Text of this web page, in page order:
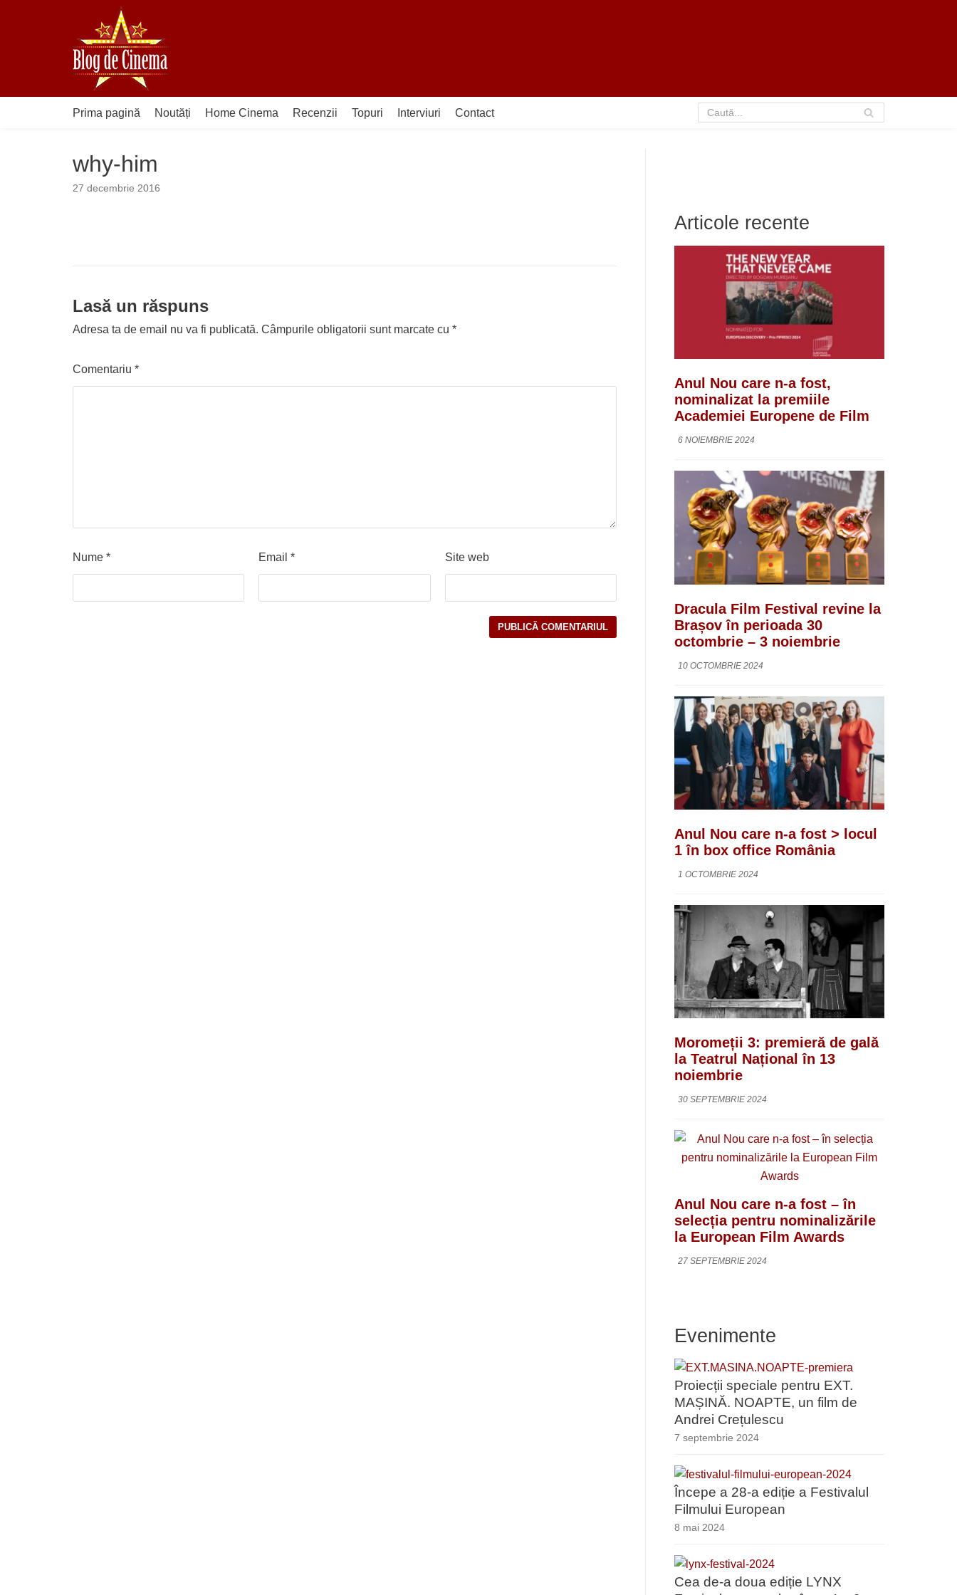
Prima pagină Noutăți Home Cinema Recenzii Topuri Interviuri Contact
why-him
27 decembrie 2016
Lasă un răspuns
Adresa ta de email nu va fi publicată. Câmpurile obligatorii sunt marcate cu *
Comentariu *
Nume * Email* Site web
Articole recente
Anul Nou care n-a fost,
nominalizat la premiile
Academiei Europene de Film
6 NOIEMBRIE 2024
Dracula Film Festival revine la
Brașov în perioada 30
octombrie – 3 noiembrie
10 OCTOMBRIE 2024
Anul Nou care n-a fost > locul
1 în box office România
1 OCTOMBRIE 2024
Moromeții 3: premieră de gală
la Teatrul Național în 13
noiembrie
30 SEPTEMBRIE 2024
Anul Nou care n-a fost – în
selecția pentru nominalizările
la European Film Awards
27 SEPTEMBRIE 2024
Evenimente
Proiecții speciale pentru EXT.
MAȘINĂ. NOAPTE, un film de
Andrei Crețulescu
7 septembrie 2024
Începe a 28-a ediție a Festivalul
Filmului European
8 mai 2024
Cea de-a doua ediție LYNX